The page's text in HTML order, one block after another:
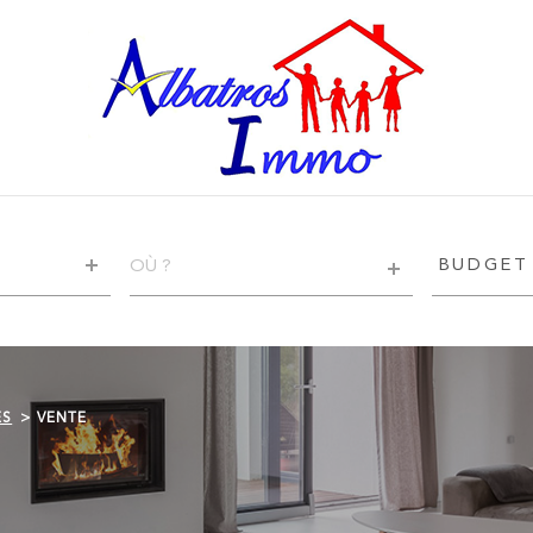
BUDGET
RÉFÉRENCE
Terrasse
VENTE